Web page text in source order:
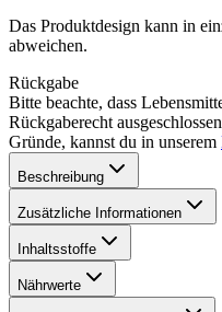
Das Produktdesign kann in
abweichen.
Rückgabe
Bitte beachte, dass
Rückgaberecht
Gründe, kannst du in unserem
Beschreibung
Zusätzliche Informationen
Inhaltsstoffe
Nährwerte